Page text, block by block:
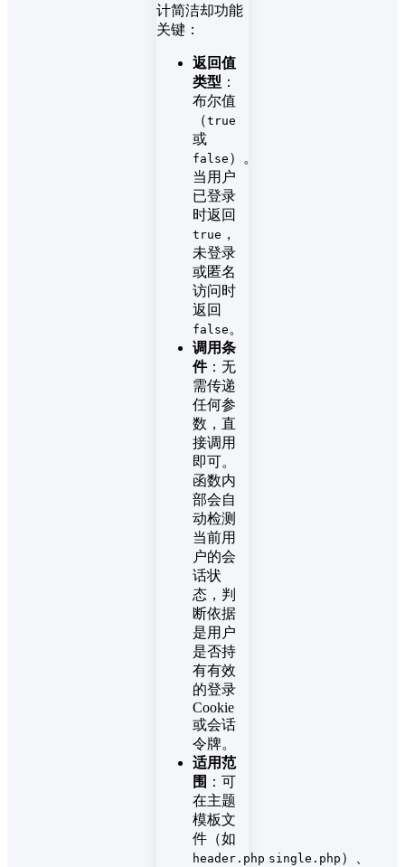
计简洁却功能
关键：
返回值
类型 ：
布尔值
（true
或
false ）。
当用户
已登录
时返回
true ，
未登录
或匿名
访问时
返回
false 。
调用条
件：无
需传递
任何参
数，直
接调用
即可。
函数内
部会自
动检测
当前用
户的会
话状
态，判
断依据
是用户
是否持
有有效
的登录
Cookie
或会话
令牌。
适用范
围 ：可
在主题
模板文
件（如
header.php single.php ）、